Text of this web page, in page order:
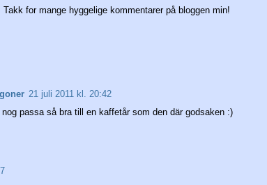
for mange hyggelige kommentarer på bloggen min!
21 juli 2011 kl. 20:42
passa så bra till en kaffetår som den där godsaken :)